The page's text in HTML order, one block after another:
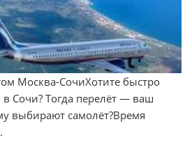
Москва-СочиХотите быстро
Сочи? Тогда перелёт — ваш
выбирают самолёт?Время